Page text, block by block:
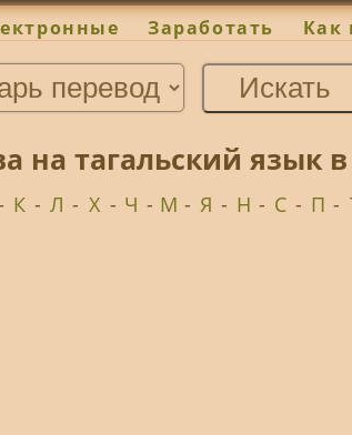
Заработать Как
на тагальский язык
К - Л - Х - Ч - М - Я - Н - С - П -